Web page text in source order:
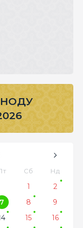
Сб Нд
1
2
7 8
9
15
16